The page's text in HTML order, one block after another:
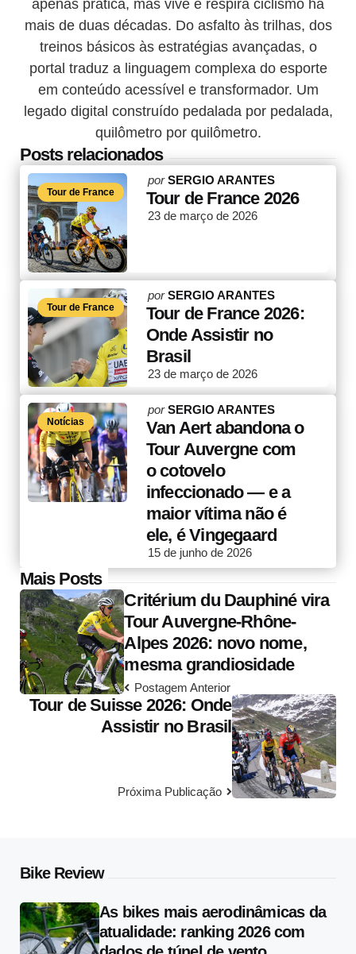
Posts relacionados
Tour de France
Posted
by
porSERGIO ARANTES
Tour de France 2026
23 de março de 2026
Tour de France
Posted
by
porSERGIO ARANTES
Tour de France 2026:
Onde Assistir no
Brasil
23 de março de 2026
Notícias
Posted
by
porSERGIO ARANTES
Van Aert abandona o
Tour Auvergne com
o cotovelo
infeccionado — e a
maior vítima não é
ele, é Vingegaard
15 de junho de 2026
apenas pratica, mas vive e respira ciclismo há
mais de duas décadas. Do asfalto às trilhas, dos
treinos básicos às estratégias avançadas, o
portal traduz a linguagem complexa do esporte
em conteúdo acessível e transformador. Um
legado digital construído pedalada por pedalada,
quilômetro por quilômetro.
Mais Posts
Post
navigationCritérium du Dauphiné vira
Tour Auvergne-Rhône-
Alpes 2026: novo nome,
mesma grandiosidade
Postagem Anterior
Tour de Suisse 2026: Onde
Assistir no Brasil
Próxima Publicação
Bike Review
As bikes mais aerodinâmicas da
atualidade: ranking 2026 com